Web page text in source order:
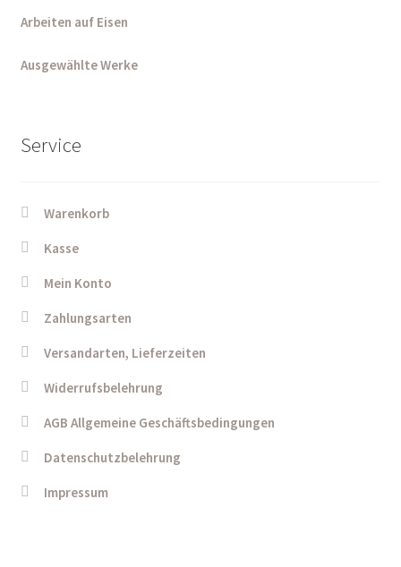
Arbeiten auf Eisen
Ausgewählte Werke
Service
Warenkorb
Kasse
Mein Konto
Zahlungsarten
Versandarten, Lieferzeiten
Widerrufsbelehrung
AGB Allgemeine Geschäftsbedingungen
Datenschutzbelehrung
Impressum